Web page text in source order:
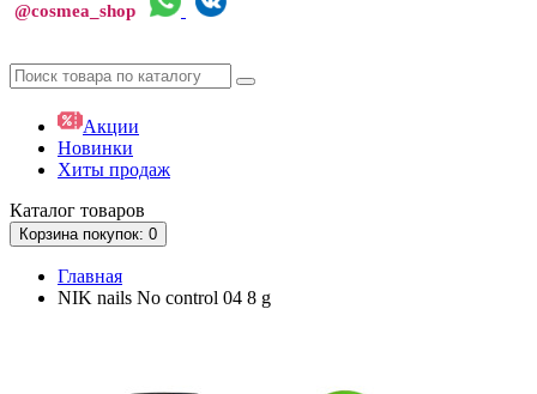
@cosmea_shop
Акции
Новинки
Хиты продаж
Каталог товаров
Корзинапокупок: 0
Главная
NIK nails No control 04 8 g